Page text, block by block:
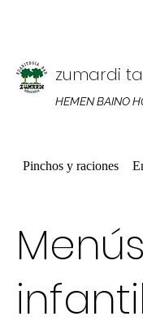
zumardi
HEMEN BAINO
Pinchos y raciones
Menús